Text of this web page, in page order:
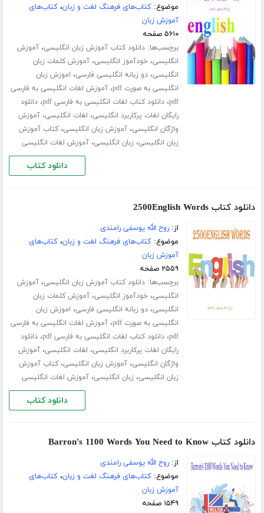
موضوع:کتاب‌های فرهنگ لغت و زبان،کتاب‌های
آموزش زبان
۵۶۱۰ صفحه
برچسب‌ها:دانلود کتاب آموزش زبان انگلیسی،آموزش
انگلیسی، خودآموز انگلیسی،آموزش کلمات زبان
انگلیسی،دو زبانه انگلیسی فارسی، اموزش زبان
انگلیسی به صورت pdf
،آموزش لغات انگلیسی به فارسی
pdf،دانلود کتاب لغات انگلیسی به فارسی pdf ،دانلود
رایگان لغات پرکاربرد انگلیسی، لغات انگلیسی،آموزش
واژگان انگلیسی،آموزش زبان انگلیسی،کتاب آموزش
زبان انگلیسی، زبان انگلیسی،آموزش لغات انگلیسی
دانلود کتاب
دانلود کتاب 2500English Words
از:روح الله یوسفی رامندی
موضوع:کتاب‌های فرهنگ لغت و زبان،کتاب‌های
آموزش زبان
۲۵۵۹ صفحه
برچسب‌ها:دانلود کتاب آموزش زبان انگلیسی،آموزش
انگلیسی، خودآموز انگلیسی،آموزش کلمات زبان
انگلیسی،دو زبانه انگلیسی فارسی، اموزش زبان
انگلیسی به صورت pdf
،آموزش لغات انگلیسی به فارسی
pdf،دانلود کتاب لغات انگلیسی به فارسی pdf ،دانلود
رایگان لغات پرکاربرد انگلیسی، لغات انگلیسی،آموزش
واژگان انگلیسی،آموزش زبان انگلیسی،کتاب آموزش
زبان انگلیسی، زبان انگلیسی،آموزش لغات انگلیسی
دانلود کتاب
دانلود کتاب Barron's 1100 Words You Need to Know
از:روح الله یوسفی رامندی
موضوع:کتاب‌های فرهنگ لغت و زبان،کتاب‌های
آموزش زبان
۱۵۴۹ صفحه